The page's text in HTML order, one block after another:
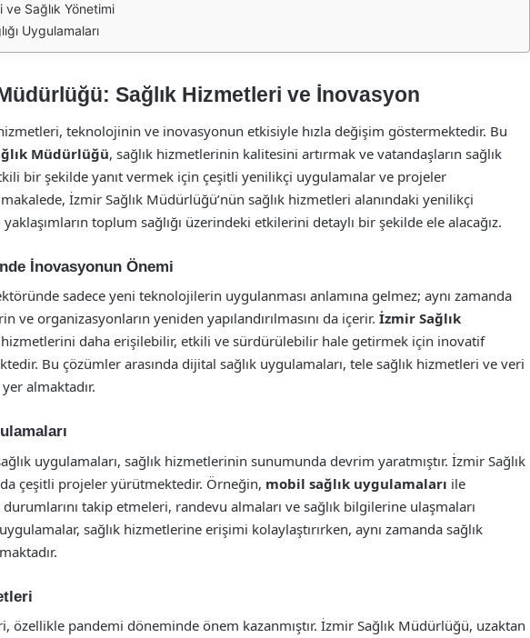
ve Sağlık Yönetimi
Uygulamaları
Sağlık Hizmetleri ve İnovasyon
teknolojinin ve inovasyonun etkisiyle hızla değişim göstermektedir. Bu
Müdürlüğü, sağlık hizmetlerinin kalitesini artırmak ve vatandaşların sağlık
bir şekilde yanıt vermek için çeşitli yenilikçi uygulamalar ve projeler
İzmir Sağlık Müdürlüğü’nün sağlık hizmetleri alanındaki yenilikçi
yaklaşımların toplum sağlığı üzerindeki etkilerini detaylı bir şekilde ele alacağız.
İnovasyonun Önemi
sadece yeni teknolojilerin uygulanması anlamına gelmez; aynı zamanda
ve organizasyonların yeniden yapılandırılmasını da içerir. İzmir Sağlık
hizmetlerini daha erişilebilir, etkili ve sürdürülebilir hale getirmek için inovatif
Bu çözümler arasında dijital sağlık uygulamaları, tele sağlık hizmetleri ve veri
almaktadır.
uygulamaları, sağlık hizmetlerinin sunumunda devrim yaratmıştır. İzmir Sağlık
çeşitli projeler yürütmektedir. Örneğin, mobil sağlık uygulamaları ile
durumlarını takip etmeleri, randevu almaları ve sağlık bilgilerine ulaşmaları
sağlık hizmetlerine erişimi kolaylaştırırken, aynı zamanda sağlık
özellikle pandemi döneminde önem kazanmıştır. İzmir Sağlık Müdürlüğü, uzaktan